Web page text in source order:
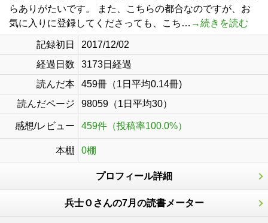
らありがたいです。 また、こちらの都合なのですが、お
気に入りに登録してくださっても、こち… →続きを読む
記録初日
2017/12/02
経過日数
3173日経過
読んだ本
459冊（1日平均0.14冊)
読んだページ
98059（1日平均30）
感想/レビュー 459件（投稿率100.0%）
本棚 0棚
プロフィール詳細
兵士Ｏさんの7月の読書メーター